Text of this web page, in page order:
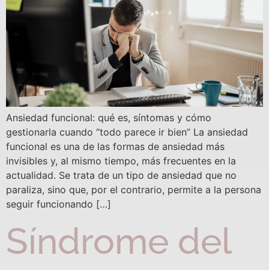
Ansiedad funcional: qué es, síntomas y cómo
gestionarla cuando “todo parece ir bien” La ansiedad
funcional es una de las formas de ansiedad más
invisibles y, al mismo tiempo, más frecuentes en la
actualidad. Se trata de un tipo de ansiedad que no
paraliza, sino que, por el contrario, permite a la persona
seguir funcionando […]
Síndrome del